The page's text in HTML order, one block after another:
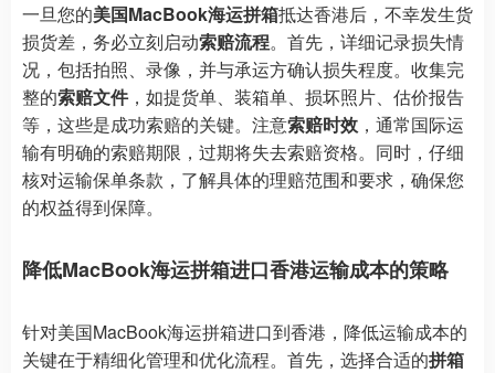
一旦您的美国MacBook海运拼箱抵达香港后，不幸发生货
损货差，务必立刻启动索赔流程。首先，详细记录损失情
况，包括拍照、录像，并与承运方确认损失程度。收集完
整的索赔文件，如提货单、装箱单、损坏照片、估价报告
等，这些是成功索赔的关键。注意索赔时效 ，通常国际运
输有明确的索赔期限，过期将失去索赔资格。同时，仔细
核对运输保单条款，了解具体的理赔范围和要求，确保您
的权益得到保障。
降低MacBook海运拼箱进口香港运输成本的策略
针对美国MacBook海运拼箱进口到香港，降低运输成本的
关键在于精细化管理和优化流程。首先，选择合适的拼箱